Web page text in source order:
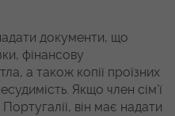
документи, що
фінансову
а також копії проїзних
Якщо член сім’ї
він має надати